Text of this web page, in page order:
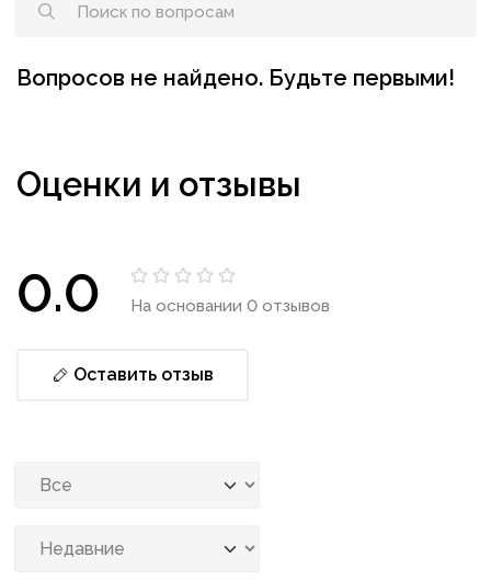
Вопросов не найдено. Будьте первыми!
Оценки и отзывы
0.0 На основании 0 отзывов
Оставить отзыв